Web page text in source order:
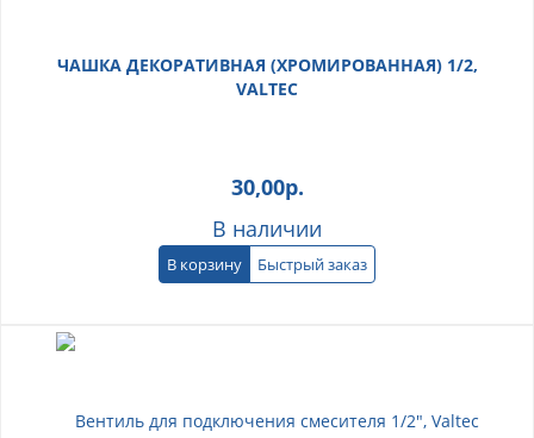
ЧАШКА ДЕКОРАТИВНАЯ (ХРОМИРОВАННАЯ) 1/2,
VALTEC
30,00р.
В наличии
В корзину Быстрый заказ